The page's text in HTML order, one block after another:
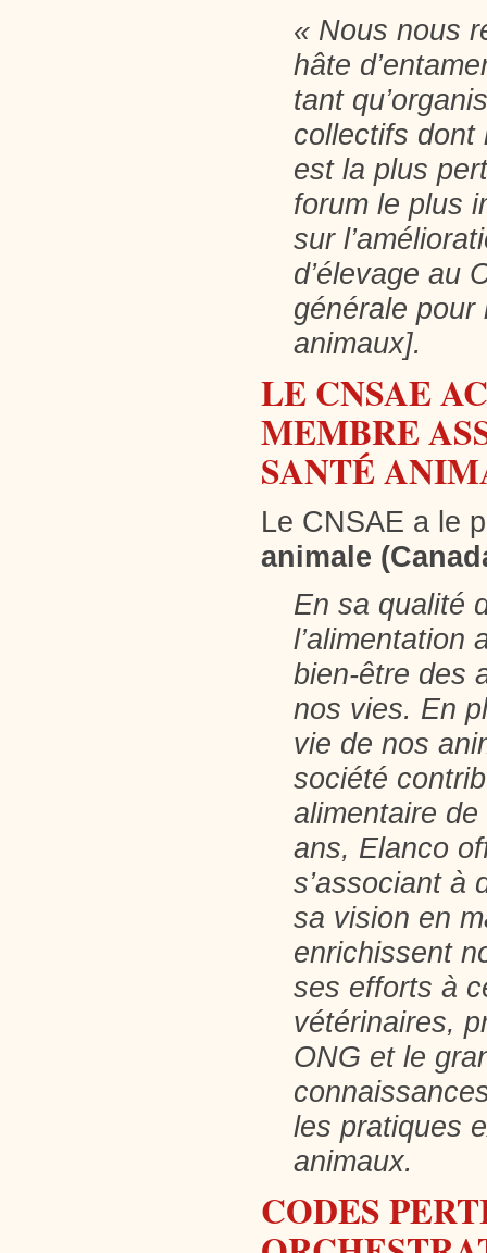
« Nous nous
hâte
tant
collectifs dont
est la plus
forum le plus
sur
d’élevage au
générale pour
animaux].
LE CNSAE
MEMBRE
SANTÉ
Le CNSAE a le
animale
En sa qualité
l’alimentation
bien-être des
nos vies. En
vie de nos
société
alimentaire
ans, Elanco
s’associant à
sa vision en
enrichissent
ses efforts à
vétérinaires,
ONG et le
les pratiques
animaux.
CODES